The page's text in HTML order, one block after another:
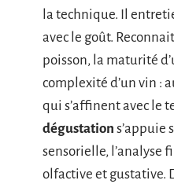
la technique. Il
avec le goût.
poisson, la maturité
complexité d’un vin :
qui s’affinent avec le
dégustation s’appuie
sensorielle, l’analyse
olfactive et gustative.